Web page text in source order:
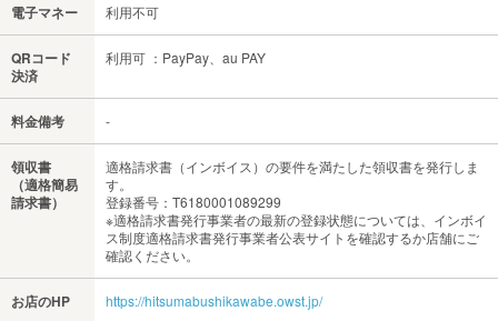
電子マネー 利用不可
QRコード
決済
利用可 ：PayPay、au PAY
料金備考 -
領収書
（適格簡易
請求書）
適格請求書（インボイス）の要件を満たした領収書を発行しま
す。
登録番号：T6180001089299
※適格請求書発行事業者の最新の登録状態については、インボイ
ス制度適格請求書発行事業者公表サイトを確認するか店舗にご
確認ください。
お店のHP https://hitsumabushikawabe.owst.jp/